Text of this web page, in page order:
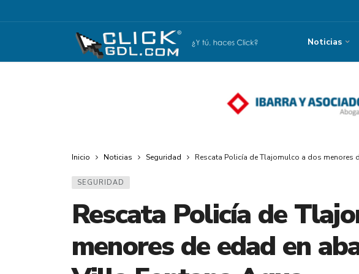
Noticias
Inicio Noticias Seguridad Rescata Policía de Tlajomulco a dos menores
SEGURIDAD
Rescata Policía de
menores de edad en